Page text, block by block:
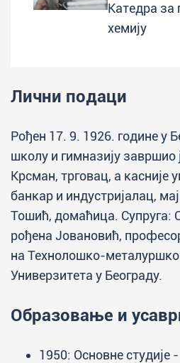
Катедра
хемију
Лични подаци
Рођен 17. 9. 1926. године у
школу и гимназију завршио
Крсман, трговац, а касније
банкар и индустријалац,
Тошић, домаћица. Супруга:
рођена Јовановић,
на Технолошко-
Универзитета у Београду.
Образовање и
1950: Основне студије